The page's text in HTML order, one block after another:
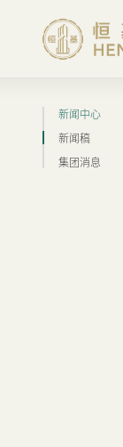
新闻中心
新闻稿
集团消息